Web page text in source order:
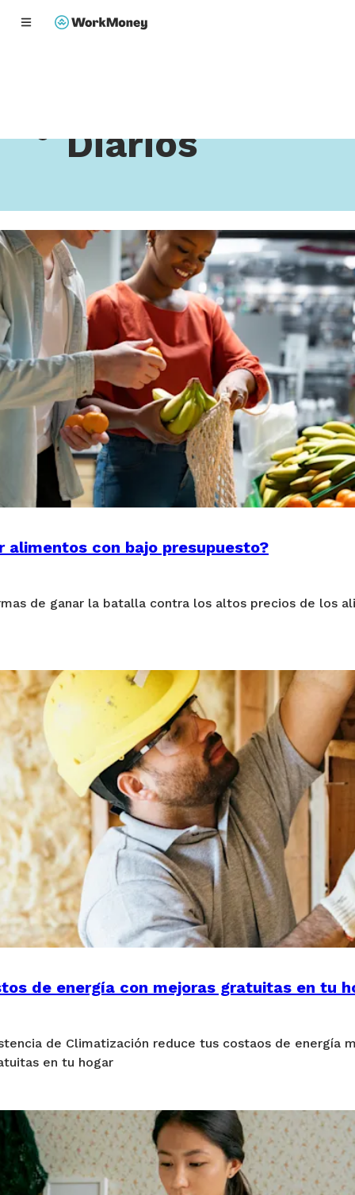
Home Ahorros Diarios
Diarios
alimentos con bajo presupuesto?
de ganar la batalla contra los altos precios de los
de energía con mejoras gratuitas en tu
de Climatización reduce tus costaos de energía
en tu hogar